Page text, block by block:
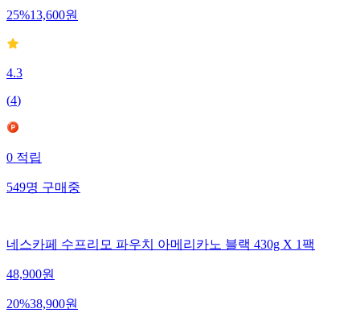
25%13,600원
4.3
(4)
0적립
549명구매중
네스카페 수프리모 파우치 아메리카노 블랙 430g X 1팩
48,900원
20%38,900원